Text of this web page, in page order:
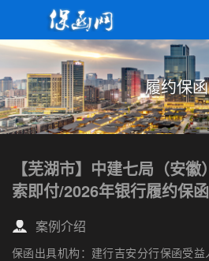
履约保函
【芜湖市】中建七局（安
索即付/2026年银行履约保
案例介绍
保函出具机构：建行吉安分行保函受